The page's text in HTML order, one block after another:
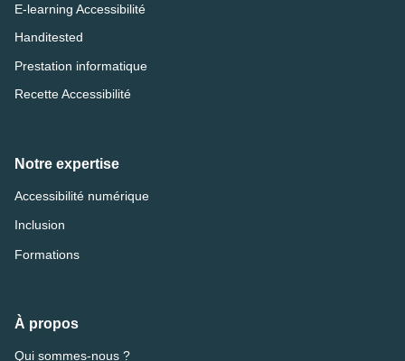
E-learning Accessibilité
Handitested
Prestation informatique
Recette Accessibilité
Notre expertise
Accessibilité numérique
Inclusion
Formations
À propos
Qui sommes-nous ?